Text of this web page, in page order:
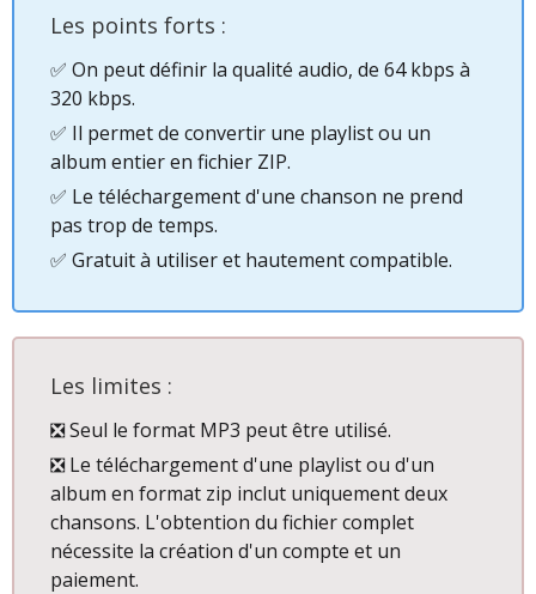
Les points forts :
✅ On peut définir la qualité audio, de 64 kbps à
320 kbps.
✅ Il permet de convertir une playlist ou un
album entier en fichier ZIP.
✅ Le téléchargement d'une chanson ne prend
pas trop de temps.
✅ Gratuit à utiliser et hautement compatible.
Les limites :
❎ Seul le format MP3 peut être utilisé.
❎ Le téléchargement d'une playlist ou d'un
album en format zip inclut uniquement deux
chansons. L'obtention du fichier complet
nécessite la création d'un compte et un
paiement.